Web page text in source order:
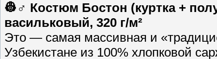
👷♂️ Костюм Бостон (куртка +
васильковый, 320 г/м²
Это — самая массивная и
Узбекистане из 100% хлопковой